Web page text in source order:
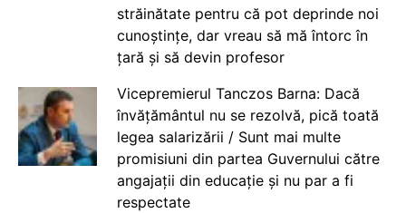
străinătate pentru că pot deprinde noi
cunoștințe, dar vreau să mă întorc în
țară și să devin profesor
Vicepremierul Tanczos Barna: Dacă
învățământul nu se rezolvă, pică toată
legea salarizării / Sunt mai multe
promisiuni din partea Guvernului către
angajații din educație și nu par a fi
respectate